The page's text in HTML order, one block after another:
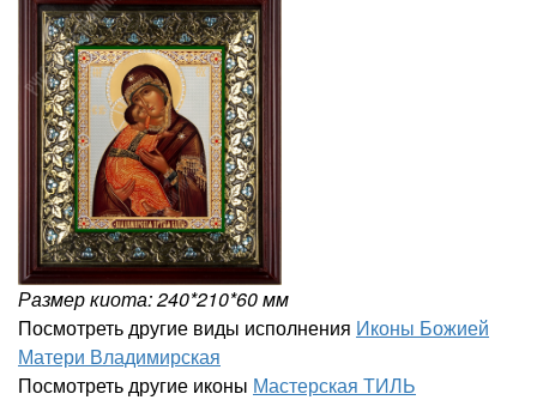
Размер киота: 240*210*60 мм
Посмотреть другие виды исполнения Иконы Божией
Матери Владимирская
Посмотреть другие иконы Мастерская ТИЛЬ